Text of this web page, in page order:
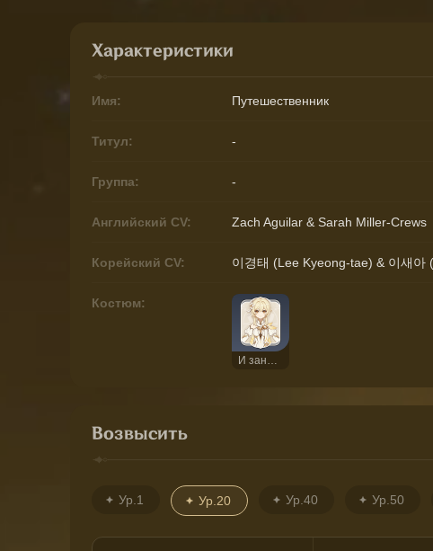
Характеристики
Имя: Путешественник
Титул: -
Группа: -
Английский CV: Zach Aguilar & Sarah Miller-Crews
Корейский CV: 이경태 (Lee Kyeong-tae) & 이새아
Костюм:
И заново сотворены небо и земля
Возвысить
Ур.1 Ур.20 Ур.40 Ур.50